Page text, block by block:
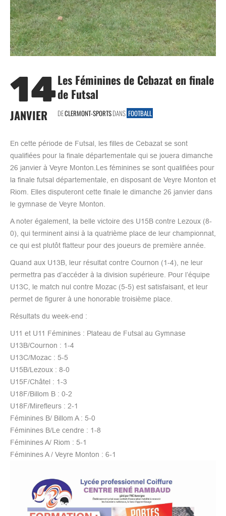
14
JANVIER
Les Féminines de Cebazat en finale
de Futsal
DECLERMONT-SPORTSDANS FOOTBALL
En cette période de Futsal, les filles de Cebazat se sont
qualifiées pour la finale départementale qui se jouera dimanche
26 janvier à Veyre Monton.Les féminines se sont qualifiées pour
la finale futsal départementale, en disposant de Veyre Monton et
Riom. Elles disputeront cette finale le dimanche 26 janvier dans
le gymnase de Veyre Monton.
A noter également, la belle victoire des U15B contre Lezoux (8-
0), qui terminent ainsi à la quatrième place de leur championnat,
ce qui est plutôt flatteur pour des joueurs de première année.
Quand aux U13B, leur résultat contre Cournon (1-4), ne leur
permettra pas d’accéder à la division supérieure. Pour l’équipe
U13C, le match nul contre Mozac (5-5) est satisfaisant, et leur
permet de figurer à une honorable troisième place.
Résultats du week-end :
U11 et U11 Féminines : Plateau de Futsal au Gymnase
U13B/Cournon : 1-4
U13C/Mozac : 5-5
U15B/Lezoux : 8-0
U15F/Châtel : 1-3
U18F/Billom B : 0-2
U18F/Mirefleurs : 2-1
Féminines B/ Billom A : 5-0
Féminines B/Le cendre : 1-8
Féminines A/ Riom : 5-1
Féminines A / Veyre Monton : 6-1